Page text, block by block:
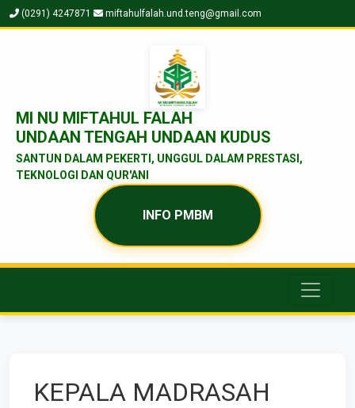
(0291) 4247871 miftahulfalah.und.teng@gmail.com
MI NU MIFTAHUL FALAH
UNDAAN TENGAH UNDAAN KUDUS
SANTUN DALAM PEKERTI, UNGGUL DALAM PRESTASI,
TEKNOLOGI DAN QUR'ANI
INFO PMBM
KEPALA MADRASAH